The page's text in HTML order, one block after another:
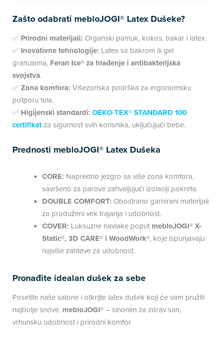
Zašto odabrati mebloJOGI® Latex Dušeke?
✅ Prirodni materijali: Organski pamuk, kokos, bakar i latex.
✅ Inovativne tehnologije: Latex sa bakrom ili gel
granulama, Feran Ice® za hlađenje i antibakterijska
svojstva.
✅ Zona komfora: Višezonska podrška za ergonomsku
potporu tela.
✅ Higijenski standardi: OEKO-TEX® STANDARD 100
certifikat za sigurnost svih korisnika, uključujući bebe.
Prednosti mebloJOGI® Latex Dušeka
CORE: Napredno jezgro sa više zona komfora,
savršeno za parove zahvaljujući izolaciji pokreta.
DOUBLE COMFORT: Obostrano garnirani materijali
za produženi vek trajanja i udobnost.
COVER: Luksuzne navlake poput mebloJOGI® X-
Static®, 3D CARE® i WoodWork®, koje ispunjavaju
najviše zahteve za udobnost.
Pronađite idealan dušek za sebe
Posetite naše salone i otkrijte latex dušek koji će vam pružiti
najbolje snove. mebloJOGI® – sinonim za zdrav san,
vrhunsku udobnost i prirodni komfor.